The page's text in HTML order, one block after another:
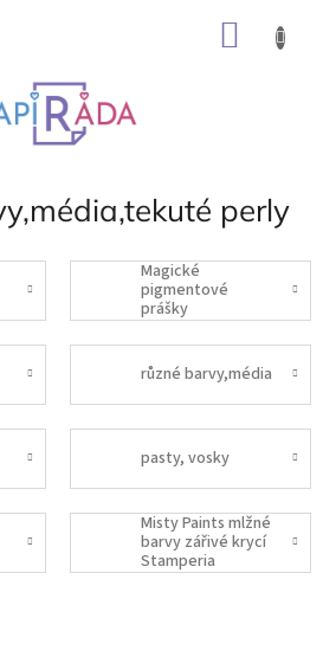
perly
Magické
pigmentové
prášky
různé barvy,média
pasty, vosky
Misty Paints mlžné
barvy zářivé krycí
Stamperia